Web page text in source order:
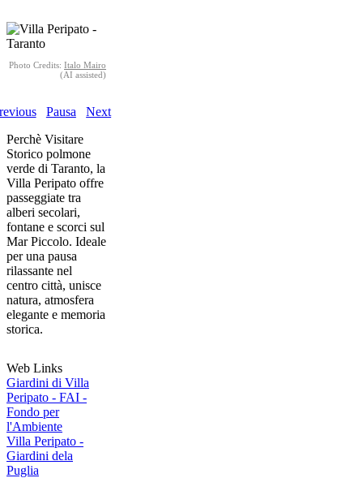
Image
Photo Credits: Italo Mairo
(AI assisted)
Pausa
Next
Perchè Visitare
Storico polmone
verde di Taranto, la
Villa Peripato offre
passeggiate tra
alberi secolari,
fontane e scorci sul
Mar Piccolo. Ideale
per una pausa
rilassante nel
centro città, unisce
natura, atmosfera
elegante e memoria
storica.
Web Links
Giardini di Villa
Peripato - FAI -
Fondo per
l'Ambiente
Villa Peripato -
Giardini dela
Puglia